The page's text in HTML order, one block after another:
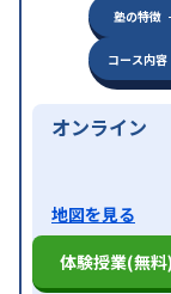
塾の特徴
コース内容
オンライン
地図を見る
体験授業(無料)